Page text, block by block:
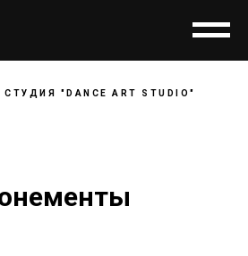
"DANCE ART STUDIO"